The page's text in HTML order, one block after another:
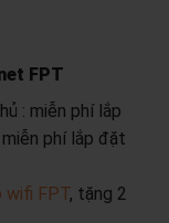
FPT
: miễn phí lắp
phí lắp đặt
wifi FPT, tặng 2